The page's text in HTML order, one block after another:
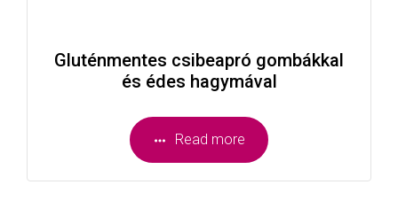
Gluténmentes csibeapró gombákkal
és édes hagymával
Read more